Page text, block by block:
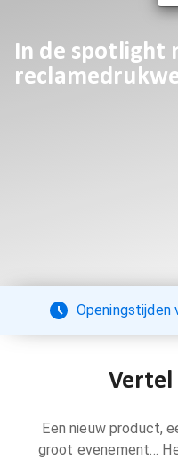
In de spotlight
Openingstijden
Vertel
Een nieuw product,
groot evenement…